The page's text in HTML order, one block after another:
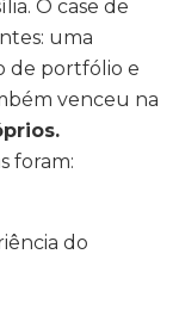
O case de
uma
de portfólio e
venceu na
foram:
do